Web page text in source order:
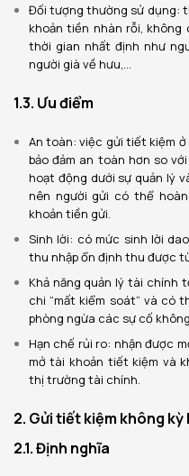
Đối tượng thường sử dụng:
khoản tiền nhàn rỗi,
thời gian nhất định như
người già về hưu,…
1.3. Ưu điểm
An toàn: việc gửi tiết kiệm
bảo đảm an toàn hơn so
hoạt động dưới sự quản lý
nên người gửi có thể
khoản tiền gửi.
Sinh lời: có mức sinh lời
thu nhập ổn định thu được
Khả năng quản lý tài chính
chi “mất kiểm soát” và có
phòng ngừa các sự cố
Hạn chế rủi ro: nhận được
mở tài khoản tiết kiệm và
thị trường tài chính.
2. Gửi tiết kiệm không kỳ
2.1. Định nghĩa